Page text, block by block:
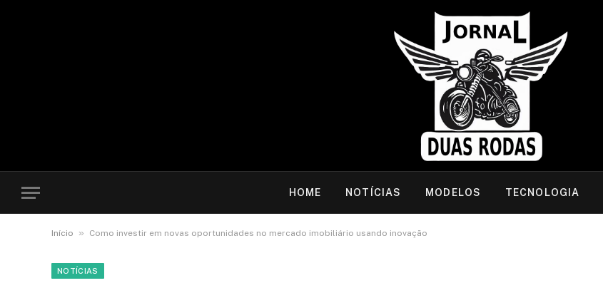
HOME NOTÍCIAS MODELOS TECNOLOGIA
Início » Como investir em novas oportunidades no mercado imobiliário usando inovação
NOTÍCIAS